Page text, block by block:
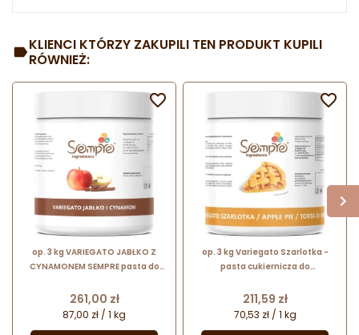
KLIENCI KTÓRZY ZAKUPILI TEN PRODUKT KUPILI
RÓWNIEŻ:
op. 3 kg VARIEGATO JABŁKO Z
CYNAMONEM SEMPRE pasta do
kawałkami owoców
Cena
261,00 zł
87,00 zł / 1 kg

op. 3 kg Variegato Szarlotka -
pasta cukiernicza do
- nr. kat. 320002 Sempre
Ingredients
Cena
211,59 zł
70,53 zł / 1 kg
